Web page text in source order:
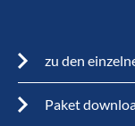
zu den
Paket